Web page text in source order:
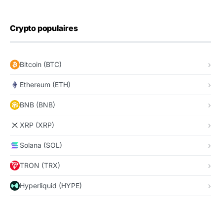
Crypto populaires
Bitcoin (BTC)
Ethereum (ETH)
BNB (BNB)
XRP (XRP)
Solana (SOL)
TRON (TRX)
Hyperliquid (HYPE)